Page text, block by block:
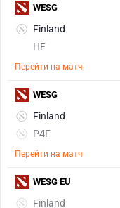
Finland
HF
Перейти на матч
WESG
Finland
P4F
Перейти на матч
WESG
Finland
WESG EU